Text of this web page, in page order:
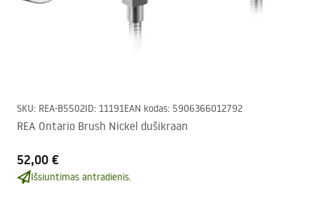
SKU: REA-B5502ID: 11191EAN kodas: 5906366012792
REA Ontario Brush Nickel dušikraan
52,00 €
Išsiuntimas antradienis.